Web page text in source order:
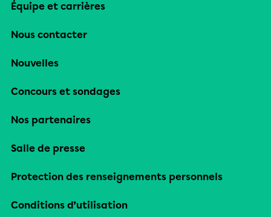
Équipe et carrières
Nous contacter
Nouvelles
Concours et sondages
Nos partenaires
Salle de presse
Protection des renseignements personnels
Conditions d’utilisation